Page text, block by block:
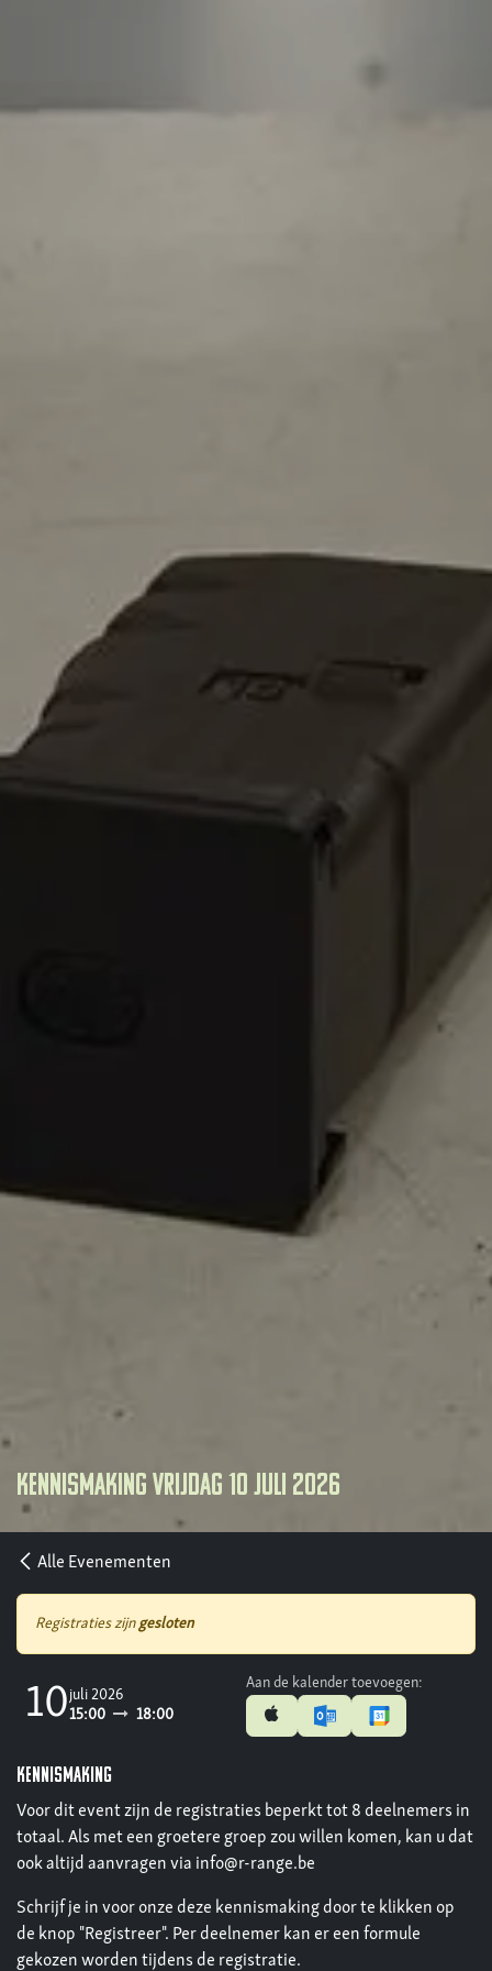
Kennismaking vrijdag 10 juli 2026
Alle Evenementen
Registraties zijngesloten
10 juli 2026
15:00
18:00
Aan de kalender toevoegen:
kennismaking
Voor dit event zijn de registraties beperkt tot 8 deelnemers in
totaal. Als met een groetere groep zou willen komen, kan u dat
ook altijd aanvragen via info@r-range.be
Schrijf je in voor onze deze kennismaking door te klikken op
de knop "Registreer". Per deelnemer kan er een formule
gekozen worden tijdens de registratie.